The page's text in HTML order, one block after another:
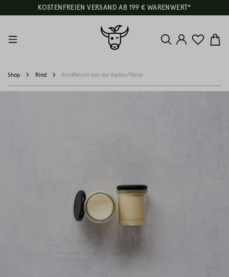
KOSTENFREIEN VERSAND AB 199 € WARENWERT*
Shop Rind Rindfleisch von der Kalbin/Färse